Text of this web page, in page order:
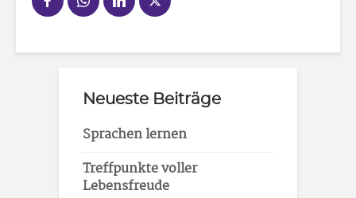
Neueste Beiträge
Sprachen lernen
Treffpunkte voller
Lebensfreude